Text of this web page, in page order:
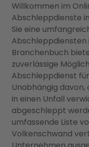
Willkommen im
Abschleppdienste
Sie eine
Abschleppdiensten
Branchenbuch
zuverlässige
Abschleppdienst
Unabhängig davon,
in einen Unfall
abgeschleppt
umfassende Liste
Volkenschwand